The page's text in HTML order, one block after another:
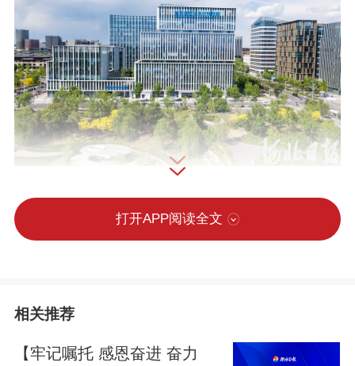
近日拍摄的雄安新区中关村科技园。河北日报记者刘光昱摄
自雄安新区的梅卡曼德（雄安）机器人科
技股份有限公司（以下简称“梅卡曼德”）尤
打开APP阅读全文
相关推荐
【牢记嘱托 感恩奋进 奋力